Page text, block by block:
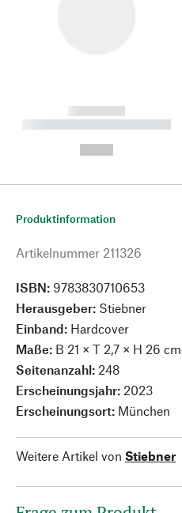
------------
----------- ----------- --------
Produktinformation
Artikelnummer 211326
ISBN: 9783830710653
Herausgeber: Stiebner
Einband: Hardcover
Maße: B 21 × T 2,7 × H 26 cm
Seitenanzahl: 248
Erscheinungsjahr: 2023
Erscheinungsort: München
Weitere Artikel von Stiebner